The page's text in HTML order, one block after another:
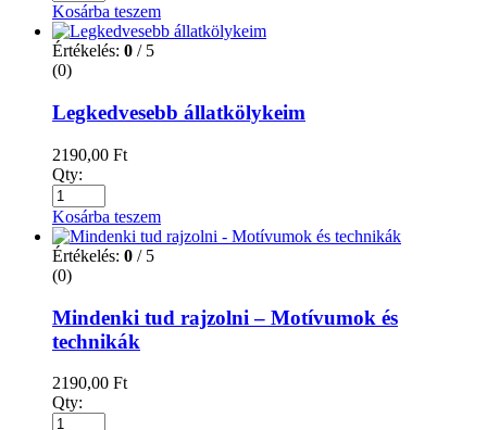
Kosárba teszem
Értékelés: 0 / 5
(0)
Legkedvesebb állatkölykeim
2190,00 Ft
Qty:
Kosárba teszem
Értékelés: 0 / 5
(0)
Mindenki tud rajzolni – Motívumok és
technikák
2190,00 Ft
Qty: